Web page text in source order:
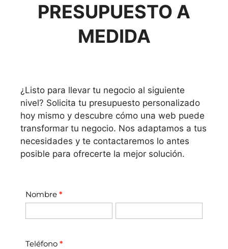
PRESUPUESTO A
MEDIDA
¿Listo para llevar tu negocio al siguiente
nivel? Solicita tu presupuesto personalizado
hoy mismo y descubre cómo una web puede
transformar tu negocio. Nos adaptamos a tus
necesidades y te contactaremos lo antes
posible para ofrecerte la mejor solución.
Formulario
inicio
Nombre *
Teléfono *